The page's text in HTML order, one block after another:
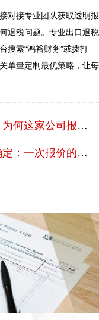
对接专业团队获取透明报
退税问题。专业出口退税
搜索“鸿裕财务”或拨打
单量定制最优策略，让每
价低30%？解密成本逻辑
真相与陷阱，外贸必看